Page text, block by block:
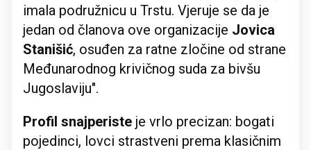
imala podružnicu u Trstu. Vjeruje se da je
jedan od članova ove organizacije Jovica
Stanišić, osuđen za ratne zločine od strane
Međunarodnog krivičnog suda za bivšu
Jugoslaviju".
Profil snajperiste je vrlo precizan: bogati
pojedinci, lovci strastveni prema klasičnim